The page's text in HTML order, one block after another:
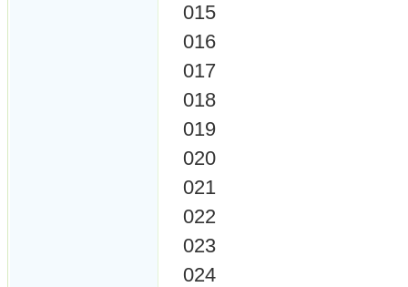
015
016
017
018
019
020
021
022
023
024